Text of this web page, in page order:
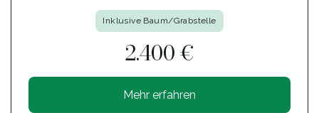
Inklusive Baum/Grabstelle
2.400 €
Mehr erfahren